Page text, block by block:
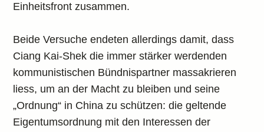
Einheitsfront zusammen.
Beide Versuche endeten allerdings damit, dass
Ciang Kai-Shek die immer stärker werdenden
kommunistischen Bündnispartner massakrieren
liess, um an der Macht zu bleiben und seine
„Ordnung“ in China zu schützen: die geltende
Eigentumsordnung mit den Interessen der